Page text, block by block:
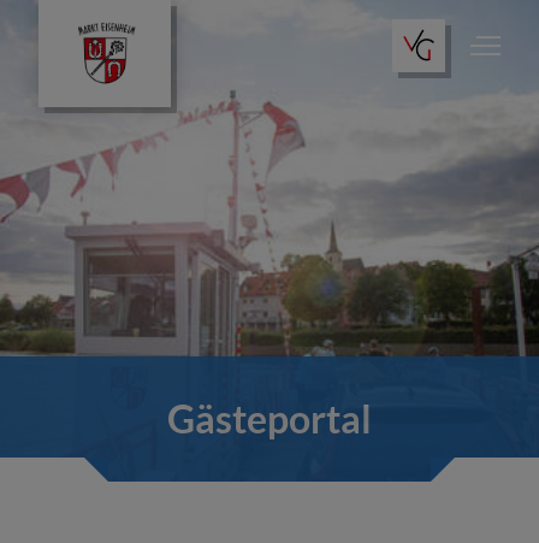
Gästeportal